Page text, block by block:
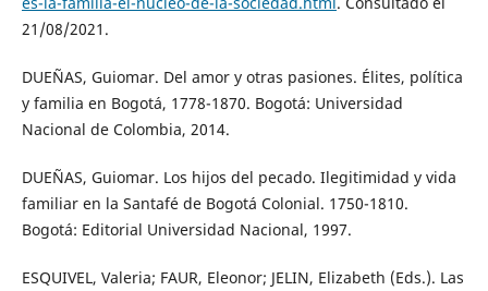
21/08/2021.
DUEÑAS, Guiomar. Del amor y otras pasiones. Élites, política
y familia en Bogotá, 1778-1870. Bogotá: Universidad
Nacional de Colombia, 2014.
DUEÑAS, Guiomar. Los hijos del pecado. Ilegitimidad y vida
familiar en la Santafé de Bogotá Colonial. 1750-1810.
Bogotá: Editorial Universidad Nacional, 1997.
ESQUIVEL, Valeria; FAUR, Eleonor; JELIN, Elizabeth (Eds.). Las